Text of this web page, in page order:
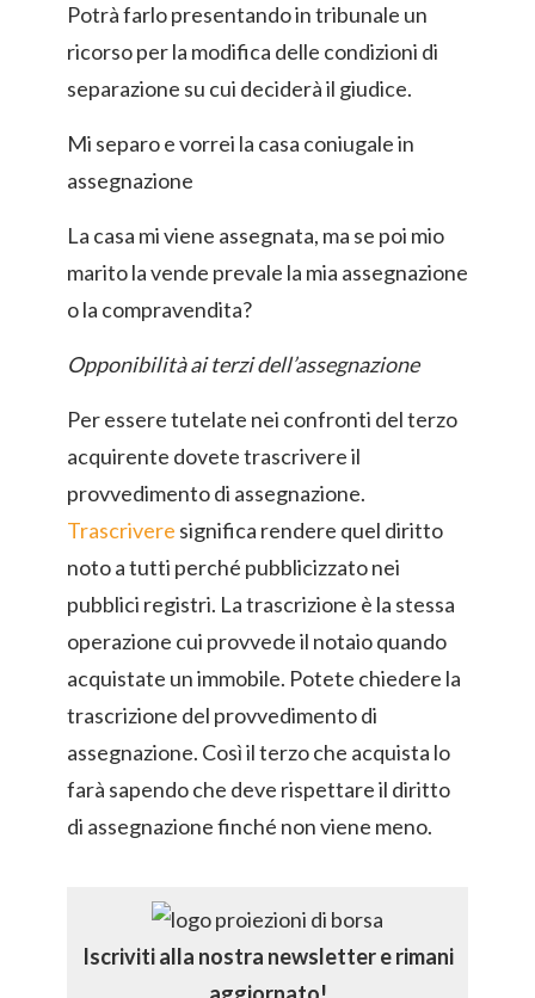
Potrà farlo presentando in tribunale un
ricorso per la modifica delle condizioni di
separazione su cui deciderà il giudice.
Mi separo e vorrei la casa coniugale in
assegnazione
La casa mi viene assegnata, ma se poi mio
marito la vende prevale la mia assegnazione
o la compravendita?
Opponibilità ai terzi dell’assegnazione
Per essere tutelate nei confronti del terzo
acquirente dovete trascrivere il
provvedimento di assegnazione.
Trascrivere significa rendere quel diritto
noto a tutti perché pubblicizzato nei
pubblici registri. La trascrizione è la stessa
operazione cui provvede il notaio quando
acquistate un immobile. Potete chiedere la
trascrizione del provvedimento di
assegnazione. Così il terzo che acquista lo
farà sapendo che deve rispettare il diritto
di assegnazione finché non viene meno.
Iscriviti alla nostra newsletter e rimani